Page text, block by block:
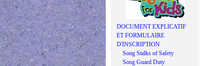
DOCUMENT EXPLICATIF
ET FORMULAIRE
D'INSCRIPTION
Song Stalks of Safety
Song Guard Duty